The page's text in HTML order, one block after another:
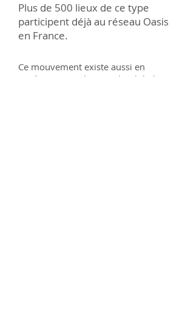
Plus de 500 lieux de ce type
participent déjà au réseau Oasis
en France.
Ce mouvement existe aussi en
Amérique sous le nom de Global